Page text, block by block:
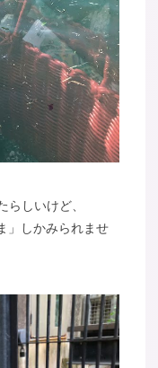
しいけど、
」しかみられませ